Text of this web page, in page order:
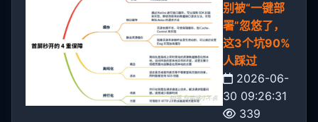
别被“一键部
署”忽悠了，
这3个坑90%
人踩过
2026-06-
30 09:26:31
339